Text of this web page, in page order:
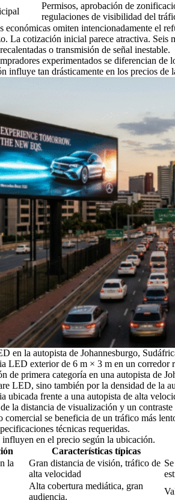
Permisos, aprobación de
regulaciones de visibilidad del
económicas omiten intencionadamente el
La cotización inicial parece atractiva. Seis
o transmisión de señal inestable.
experimentados se diferencian de
influye tan drásticamente en los precios de
en la autopista de Johannesburgo,
LED exterior de 6 m × 3 m en un corredor
de primera categoría en una autopista de
LED, sino también por la densidad de la
ubicada frente a una autopista de alta
la distancia de visualización y un
se beneficia de un tráfico más
técnicas requeridas.
influyen en el precio según la ubicación.
Características típicas
la
Gran distancia de visión, tráfico de
alta velocidad
Alta cobertura mediática, gran
audiencia.